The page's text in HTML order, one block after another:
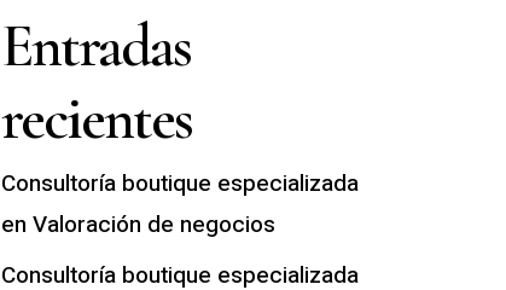
Entradas
recientes
Consultoría boutique especializada
en Valoración de negocios
Consultoría boutique especializada